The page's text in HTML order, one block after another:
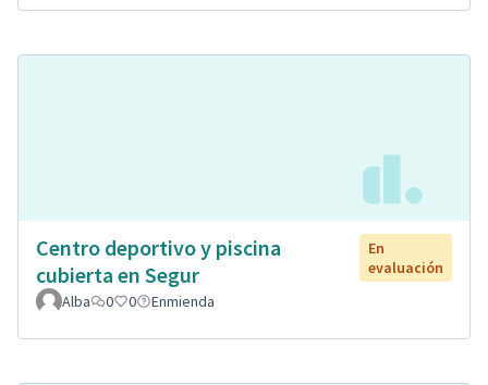
Centro deportivo y piscina
cubierta en Segur
En
evaluación
Alba
0 0 Enmienda